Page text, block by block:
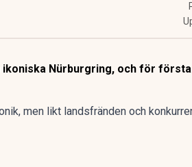
Nürburgring, och för
men likt landsfränden och